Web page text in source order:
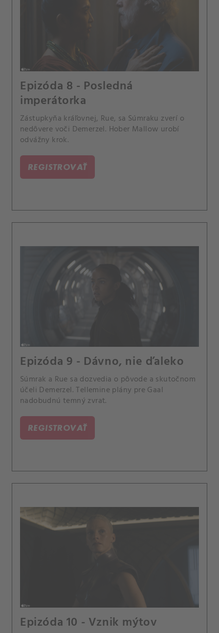
Epizóda 8 - Posledná
imperátorka
Zástupkyňa kráľovnej, Rue, sa Súmraku zverí o
nedôvere voči Demerzel. Hober Mallow urobí
odvážny krok.
REGISTROVAŤ
Epizóda 9 - Dávno, nie ďaleko
Súmrak a Rue sa dozvedia o pôvode a skutočnom
účeli Demerzel. Tellemine plány pre Gaal
nadobudnú temný zvrat.
REGISTROVAŤ
Epizóda 10 - Vznik mýtov